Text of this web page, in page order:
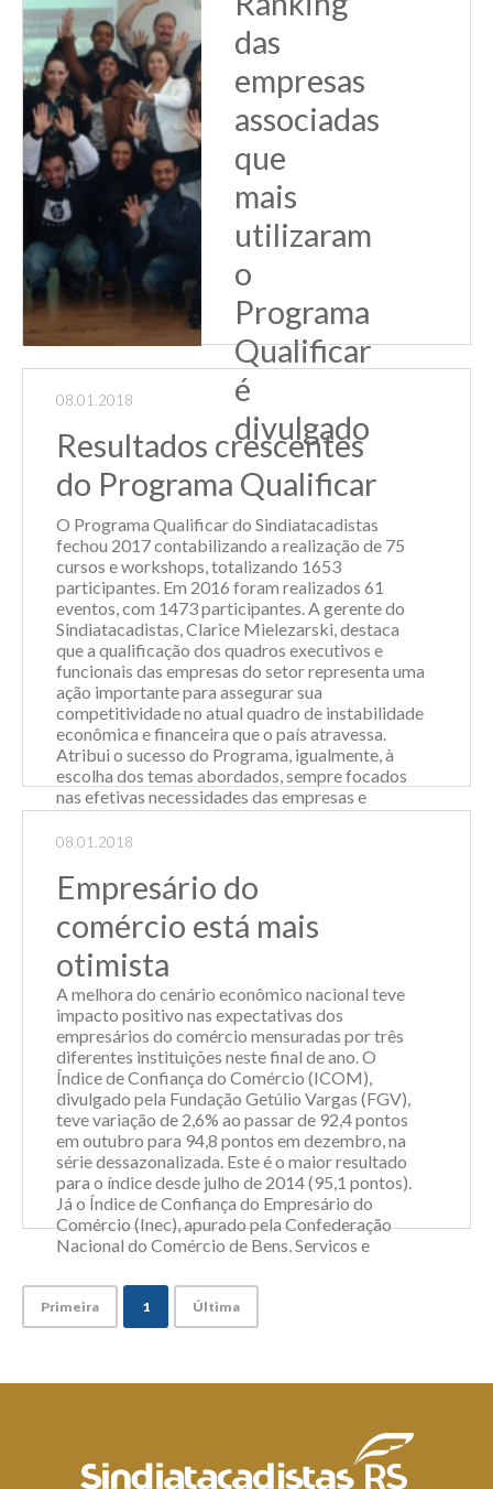
da Or...
Leia Mais
das
empresas
associadas
que
mais
utilizaram
o
Programa
Qualificar
é
divulgado
Em um ano de
muitas incertezas e
dificuldades no
cenário político e
econômico, muitas
empresas
reduziram seus
quadros de
funcionários,
cortaram despesas
ou até mesmo
encerraram as
atividades. Em
contr...
Leia Mais
08.01.2018
Resultados crescentes
do Programa Qualificar
O Programa Qualificar do Sindiatacadistas
fechou 2017 contabilizando a realização de 75
cursos e workshops, totalizando 1653
participantes. Em 2016 foram realizados 61
eventos, com 1473 participantes. A gerente do
Sindiatacadistas, Clarice Mielezarski, destaca
que a qualificação dos quadros executivos e
funcionais das empresas do setor representa uma
ação importante para assegurar sua
competitividade no atual quadro de instabilidade
econômica e financeira que o país atravessa.
Atribui o sucesso do Programa, igualmente, à
escolha dos temas abordados, sempre focados
nas efetivas necessidades das empresas e
também à reconhecida competência dos
profissionais que ministram os cursos e
Leia Mais
08.01.2018
Empresário do
comércio está mais
otimista
A melhora do cenário econômico nacional teve
impacto positivo nas expectativas dos
empresários do comércio mensuradas por três
diferentes instituições neste final de ano. O
Índice de Confiança do Comércio (ICOM),
divulgado pela Fundação Getúlio Vargas (FGV),
teve variação de 2,6% ao passar de 92,4 pontos
em outubro para 94,8 pontos em dezembro, na
série dessazonalizada. Este é o maior resultado
para o índice desde julho de 2014 (95,1 pontos).
Já o Índice de Confiança do Empresário do
Comércio (Inec), apurado pela Confederação
Nacional do Comércio de Bens, Serviços e
dezembro, mantendo-se acima da zona de
indiferença (100 pontos). Na comparação co...
Primeira 1 Última